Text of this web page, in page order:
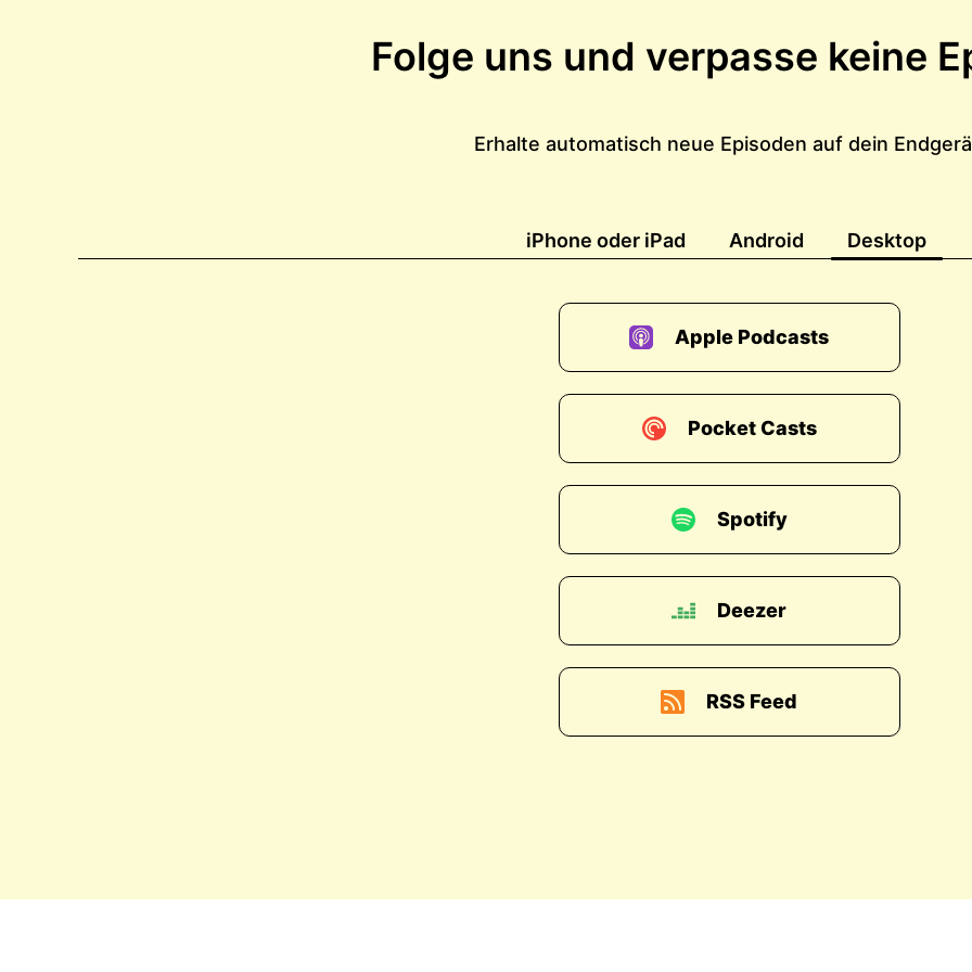
Folge uns und verpasse keine
Erhalte automatisch neue Episoden auf dein
iPhone oder iPad Android Desktop
Apple Podcasts
Pocket Casts
Spotify
Deezer
RSS Feed